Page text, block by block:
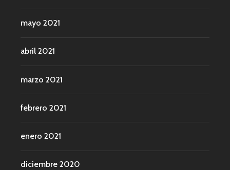
mayo 2021
abril 2021
marzo 2021
febrero 2021
enero 2021
diciembre 2020